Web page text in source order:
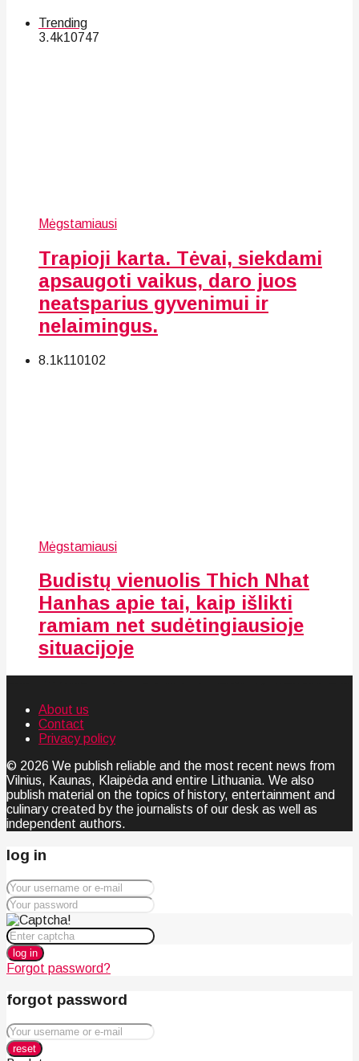
Trending
3.4k10747
Mėgstamiausi
Trapioji karta. Tėvai, siekdami
apsaugoti vaikus, daro juos
neatsparius gyvenimui ir
nelaimingus.
8.1k110102
Mėgstamiausi
Budistų vienuolis Thich Nhat
Hanhas apie tai, kaip išlikti
ramiam net sudėtingiausioje
situacijoje
About us
Contact
Privacy policy
© 2026 We publish reliable and the most recent news from
Vilnius, Kaunas, Klaipėda and entire Lithuania. We also
publish material on the topics of history, entertainment and
culinary created by the journalists of our desk as well as
independent authors.
log in
log in
Forgot password?
forgot password
reset